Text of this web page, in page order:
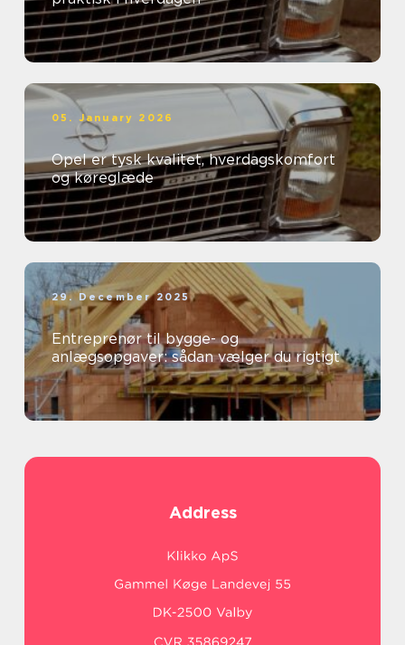
05. January 2026
Opel er tysk kvalitet, hverdagskomfort
og køreglæde
29. December 2025
Entreprenør til bygge- og
anlægsopgaver: sådan vælger du rigtigt
Address